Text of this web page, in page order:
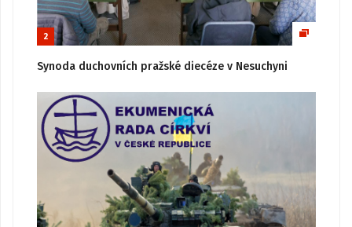
2
Synoda duchovních pražské diecéze v Nesuchyni